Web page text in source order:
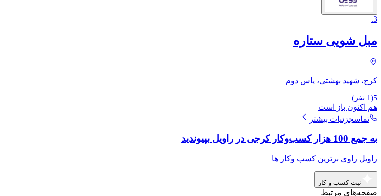
3
.
مبل شویی ستاره
کرج، شهید بهشتى، یاس دوم
5
(
1 نفر)
هم اکنون باز است
تماسجزئیات بیشتر
به جمع 100 هزار کسب‌وکار کرجی در راویل بپیوندید
راویل راوی برترین کسب وکار ها
ثبت کسب و کار
صفحه‌های مرتبط